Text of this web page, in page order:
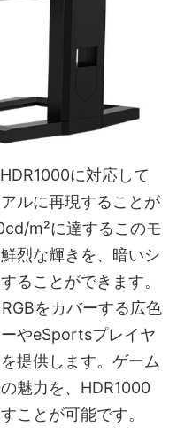
に対応して
ルに再現することが
m²に達するこのモ
烈な輝きを、暗いシ
ることができます。
をカバーする広色
やeSportsプレイヤ
提供します。ゲーム
魅力を、HDR1000
ことが可能です。